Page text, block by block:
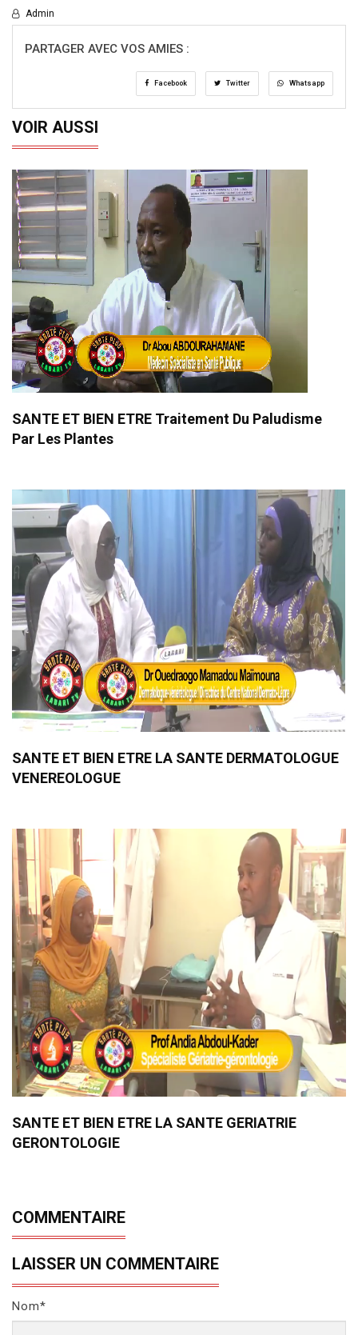
Admin
PARTAGER AVEC VOS AMIES :
Facebook Twitter Whatsapp
VOIR AUSSI
SANTE ET BIEN ETRE Traitement Du Paludisme
Par Les Plantes
SANTE ET BIEN ETRE LA SANTE DERMATOLOGUE
VENEREOLOGUE
SANTE ET BIEN ETRE LA SANTE GERIATRIE
GERONTOLOGIE
COMMENTAIRE
LAISSER UN COMMENTAIRE
Nom*